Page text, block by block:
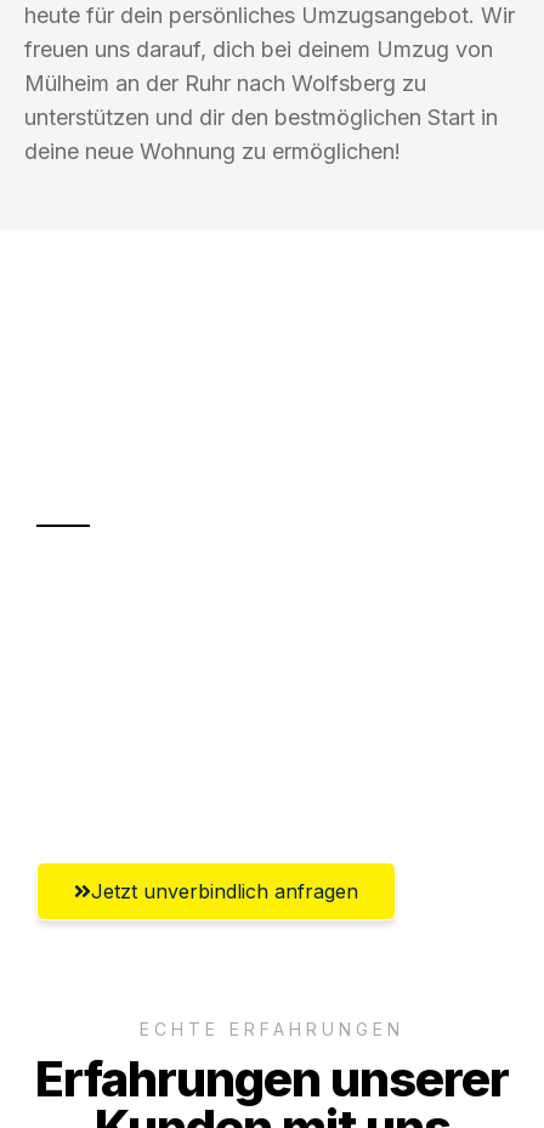
heute für dein persönliches Umzugsangebot. Wir
freuen uns darauf, dich bei deinem Umzug von
Mülheim an der Ruhr nach Wolfsberg zu
unterstützen und dir den bestmöglichen Start in
deine neue Wohnung zu ermöglichen!
Jetzt unverbindlich anfragen
ECHTE ERFAHRUNGEN
Erfahrungen unserer